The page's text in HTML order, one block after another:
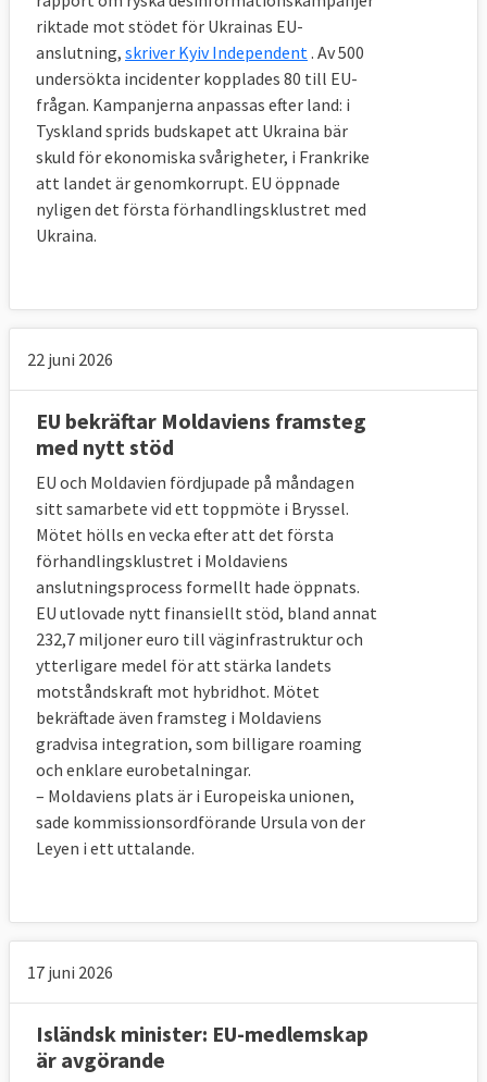
För korruptionsnivån står Georgien ut med
en placering i mitten på skalan. Det mest
korrupta landet är Ukraina.
Ett av Köpenhamnskriterierna är att nya
medlemmar har en fungerande
marknadsekonomi. Den konservativa
amerikanska tankesmedja The Heritage
riktade mot stödet för Ukrainas EU-
anslutning, skriver Kyiv Independent. Av 500
undersökta incidenter kopplades 80 till EU-
frågan. Kampanjerna anpassas efter land: i
Tyskland sprids budskapet att Ukraina bär
skuld för ekonomiska svårigheter, i Frankrike
att landet är genomkorrupt. EU öppnade
nyligen det första förhandlingsklustret med
Ukraina.
22 juni 2026
EU bekräftar Moldaviens framsteg
med nytt stöd
EU och Moldavien fördjupade på måndagen
sitt samarbete vid ett toppmöte i Bryssel.
Mötet hölls en vecka efter att det första
förhandlingsklustret i Moldaviens
anslutningsprocess formellt hade öppnats.
EU utlovade nytt finansiellt stöd, bland annat
232,7 miljoner euro till väginfrastruktur och
ytterligare medel för att stärka landets
motståndskraft mot hybridhot. Mötet
bekräftade även framsteg i Moldaviens
gradvisa integration, som billigare roaming
och enklare eurobetalningar.
– Moldaviens plats är i Europeiska unionen,
sade kommissionsordförande Ursula von der
Leyen i ett uttalande.
17 juni 2026
Isländsk minister: EU-medlemskap
är avgörande